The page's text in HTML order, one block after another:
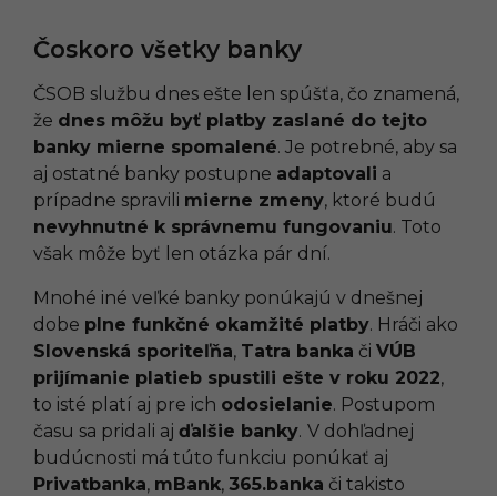
Čoskoro všetky banky
ČSOB službu dnes ešte len spúšťa, čo znamená,
že dnes môžu byť platby zaslané do tejto
banky mierne spomalené. Je potrebné, aby sa
aj ostatné banky postupne adaptovali a
prípadne spravili mierne zmeny, ktoré budú
nevyhnutné k správnemu fungovaniu. Toto
však môže byť len otázka pár dní.
Mnohé iné veľké banky ponúkajú v dnešnej
dobe plne funkčné okamžité platby. Hráči ako
Slovenská sporiteľňa, Tatra banka či VÚB
prijímanie platieb spustili ešte v roku 2022,
to isté platí aj pre ich odosielanie. Postupom
času sa pridali aj ďalšie banky. V dohľadnej
budúcnosti má túto funkciu ponúkať aj
Privatbanka, mBank, 365.banka či takisto